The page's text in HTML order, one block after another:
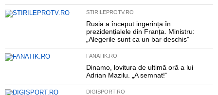
STIRILEPROTV.RO
Rusia a început ingerința în
prezidențialele din Franța. Ministru:
„Alegerile sunt ca un bar deschis”
FANATIK.RO
Dinamo, lovitura de ultimă oră a lui
Adrian Mazilu. „A semnat!”
DIGISPORT.RO